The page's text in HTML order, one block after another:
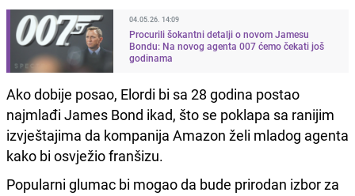
04.05.26. 14:09
Procurili šokantni detalji o novom Jamesu
Bondu: Na novog agenta 007 ćemo čekati još
godinama
Ako dobije posao, Elordi bi sa 28 godina postao
najmlađi James Bond ikad, što se poklapa sa ranijim
izvještajima da kompanija Amazon želi mladog agenta
kako bi osvježio franšizu.
Popularni glumac bi mogao da bude prirodan izbor za